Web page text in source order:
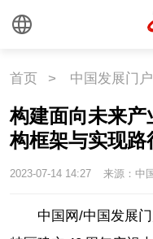
首页 > 中国发展门
构建面向未来
构框架与实现路
2023-07-14 14:27 来源：中
中国网/中国发展